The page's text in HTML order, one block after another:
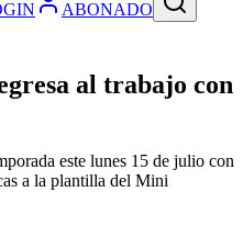
ABONADO
al trabajo con
este lunes 15 de julio con
a la plantilla del Mini